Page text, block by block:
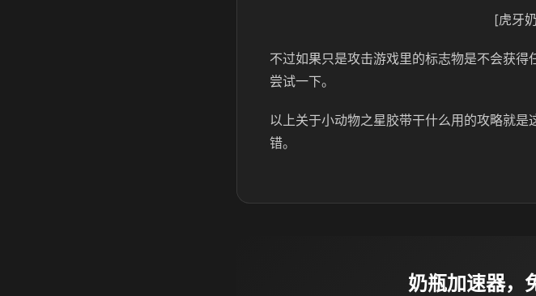
[虎牙
不过如果只是攻击游戏里的标志物是不会获
尝试一下。
以上关于小动物之星胶带干什么用的攻略就
错。
奶瓶加速器，